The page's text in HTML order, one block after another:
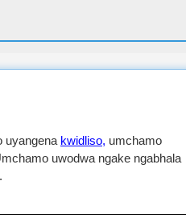
uyangena kwidliso, umchamo
uwodwa ngake ngabhala